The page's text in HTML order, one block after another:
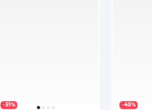
−51% −40%